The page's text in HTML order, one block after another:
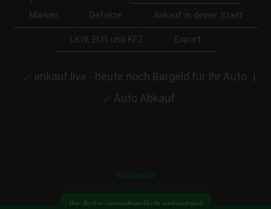
Marken Defekte Ankauf in deiner Stadt
LKW, BUS und KFZ Export
ankauf.live - heute noch Bargeld für Ihr Auto |
Auto Abkauf
Startseite
Ihr Auto unverbindlich anbieten!